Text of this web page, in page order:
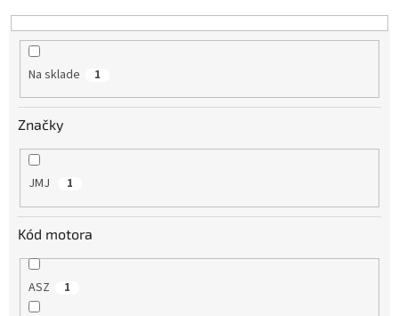
d
Na sklade 1
Značky
JMJ 1
Kód motora
ASZ 1